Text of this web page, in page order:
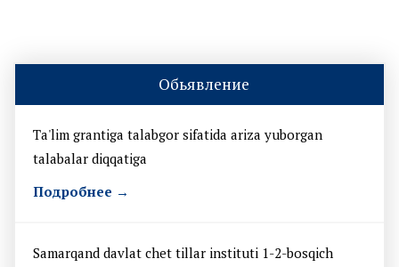
Обьявление
Ta'lim grantiga talabgor sifatida ariza yuborgan
talabalar diqqatiga
Подробнее →
Samarqand davlat chet tillar instituti 1-2-bosqich